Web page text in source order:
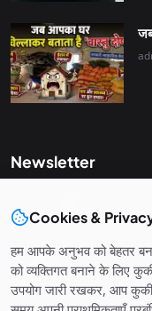
Newsletter
inbox. Sign up for our
Cookies &
हम आपके अनुभव को बेहतर
को व्यक्तिगत बनाने के लिए
उपयोग जारी रखकर, आप